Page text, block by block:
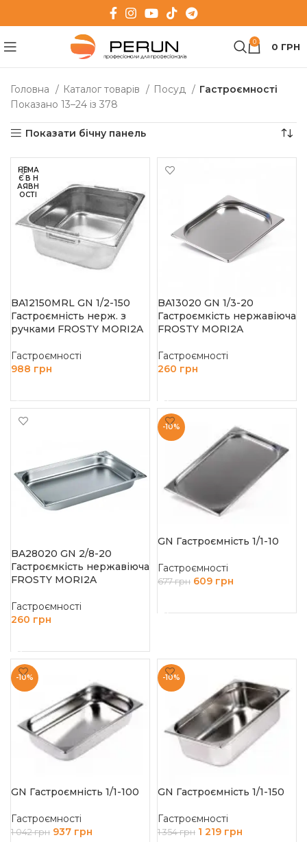
0 0 ГРН
Головна Каталог товарів Посуд
Гастроємності
Показано 13–24 із 378
Показати бічну панель
НЕМА
Є В Н
АЯВН
ОСТІ
BA12150MRL GN 1/2-150
Гастроємність нерж. з
ручками FROSTY MORI2A
Гастроємності
988 грн
BA13020 GN 1/3-20
Гастроємкість нержавіюча
FROSTY MORI2A
Гастроємності
260 грн
BA28020 GN 2/8-20
Гастроємкість нержавіюча
FROSTY MORI2A
Гастроємності
260 грн
-10%
GN Гастроємність 1/1-10
Гастроємності
677грн 609 грн
-10%
GN Гастроємність 1/1-100
Гастроємності
1 042грн 937 грн
-10%
GN Гастроємність 1/1-150
Гастроємності
1 354грн 1 219 грн